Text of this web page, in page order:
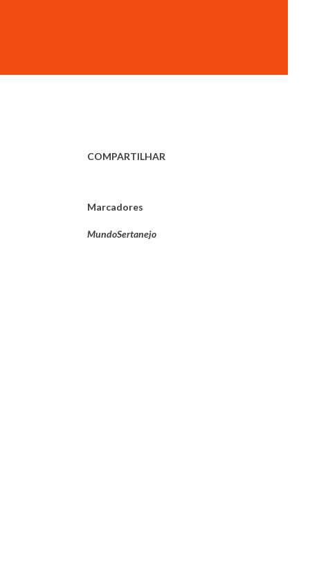
COMPARTILHAR
Marcadores
MundoSertanejo